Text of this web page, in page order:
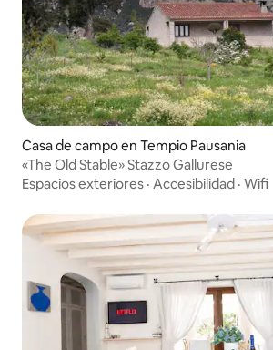
Casa de campo en Tempio Pausania
«The Old Stable» Stazzo Gallurese
Espacios exteriores · Accesibilidad · Wifi